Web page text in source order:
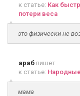
к статье: Как
потери веса
это физически не
араб пишет
к статье:
мама